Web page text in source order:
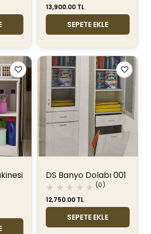
değerlendirmeNormal
fiyat
13,900.00 TL
SEPETE EKLE
değerlendirme
(0)
DS Banyo Dolabı 001
Normal
fiyat
12,750.00 TL
SEPETE EKLE